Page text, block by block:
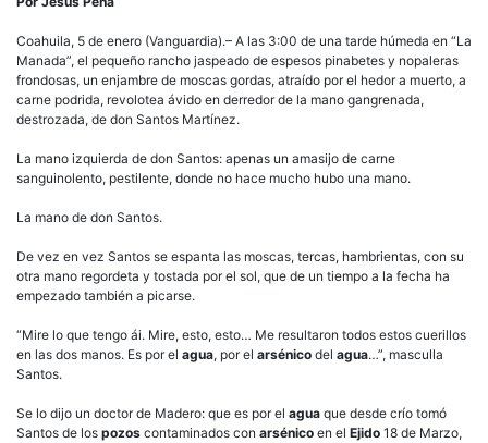
Coahuila, 5 de enero (Vanguardia).– A las 3:00 de una tarde húmeda en “La
Manada”, el pequeño rancho jaspeado de espesos pinabetes y nopaleras
frondosas, un enjambre de moscas gordas, atraído por el hedor a muerto, a
carne podrida, revolotea ávido en derredor de la mano gangrenada,
destrozada, de don Santos Martínez.
La mano izquierda de don Santos: apenas un amasijo de carne
sanguinolento, pestilente, donde no hace mucho hubo una mano.
La mano de don Santos.
De vez en vez Santos se espanta las moscas, tercas, hambrientas, con su
otra mano regordeta y tostada por el sol, que de un tiempo a la fecha ha
empezado también a picarse.
“Mire lo que tengo ái. Mire, esto, esto… Me resultaron todos estos cuerillos
en las dos manos. Es por el agua, por el arsénico del agua…”, masculla
Santos.
Se lo dijo un doctor de Madero: que es por el agua que desde crío tomó
Santos de los pozos contaminados con arsénico en el Ejido 18 de Marzo,